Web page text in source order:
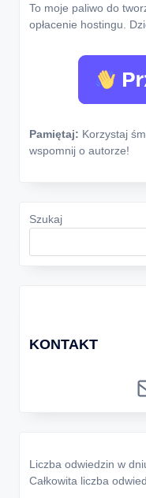
To moje paliwo do
opłacenie hostingu.
Pamiętaj: Korzystaj
wspomnij o autorze!
Szukaj
KONTAKT
Liczba odwiedzin w
Całkowita liczba